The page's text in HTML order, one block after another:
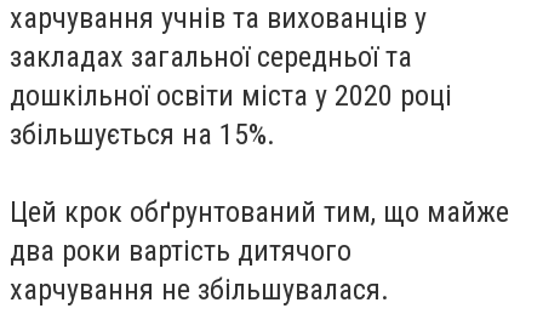
харчування учнів та вихованців у
закладах загальної середньої та
дошкільної освіти міста у 2020 році
збільшується на 15%.
Цей крок обґрунтований тим, що майже
два роки вартість дитячого
харчування не збільшувалася.